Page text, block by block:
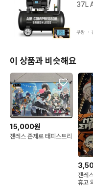
쿠팡 ・
이 상품과 비슷해요
15,000원
젠레스 존제로 태피스트리
젠레
휴고